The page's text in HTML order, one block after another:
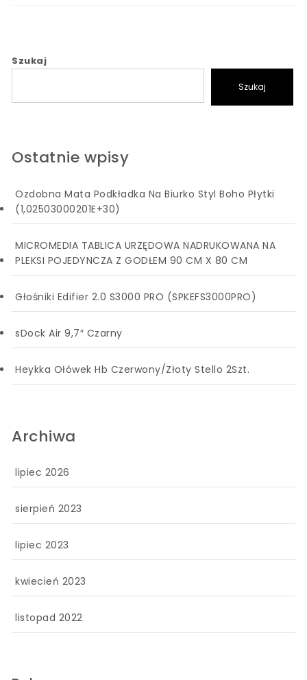
Szukaj
Szukaj
Ostatnie wpisy
Ozdobna Mata Podkładka Na Biurko Styl Boho Płytki
(1,02503000201E+30)
MICROMEDIA TABLICA URZĘDOWA NADRUKOWANA NA
PLEKSI POJEDYNCZA Z GODŁEM 90 CM X 80 CM
Głośniki Edifier 2.0 S3000 PRO (SPKEFS3000PRO)
sDock Air 9,7″ Czarny
Heykka Ołówek Hb Czerwony/Złoty Stello 2Szt.
Archiwa
lipiec 2026
sierpień 2023
lipiec 2023
kwiecień 2023
listopad 2022